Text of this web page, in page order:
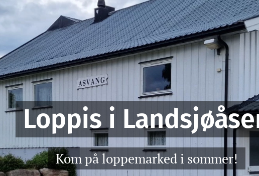
Loppis i
Kom på loppemarked i sommer!